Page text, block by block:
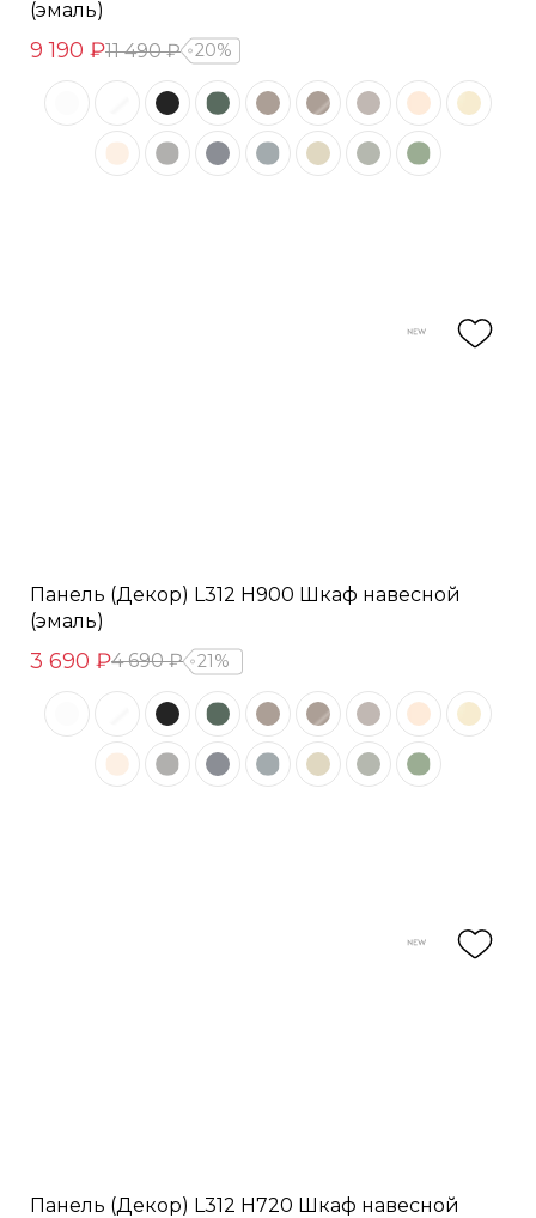
(эмаль)
9 190 ₽11 490 ₽ 20%
Панель (Декор) L312 H900 Шкаф навесной
(эмаль)
3 690 ₽4 690 ₽ 21%
Панель (Декор) L312 H720 Шкаф навесной